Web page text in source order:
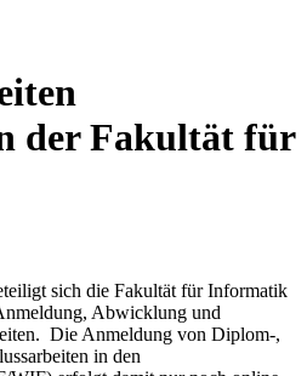
der Fakultät für
sich die Fakultät für Informatik
Abwicklung und
Die Anmeldung von Diplom-,
in den